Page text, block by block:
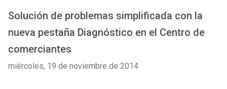
Solución de problemas simplificada con la
nueva pestaña Diagnóstico en el Centro de
comerciantes
miércoles, 19 de noviembre de 2014